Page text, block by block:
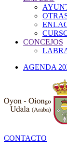
CONCEJOS
AGENDA
CONTACTO